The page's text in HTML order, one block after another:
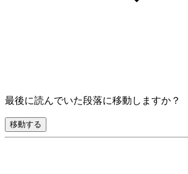
最後に読んでいた段落に移動しますか？
移動する